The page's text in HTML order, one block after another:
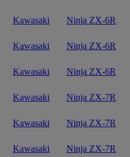
Kawasaki Ninja ZX-6R
Kawasaki Ninja ZX-6R
Kawasaki Ninja ZX-6R
Kawasaki Ninja ZX-7R
Kawasaki Ninja ZX-7R
Kawasaki Ninja ZX-7R